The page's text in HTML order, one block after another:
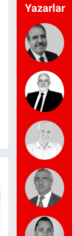
Yazarlar